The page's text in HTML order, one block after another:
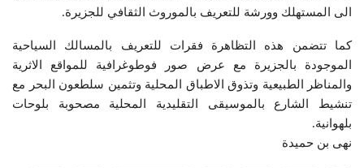
الى المستهلك وورشة للتعريف بالموروث الثقافي للجزيرة.
كما تتضمن هذه التظاهرة فقرات للتعريف بالمسالك السياحية
الموجودة بالجزيرة مع عرض صور فوطوغرافية للمواقع الاثرية
والمناظر الطبيعية وتذوق الاطباق المحلية وتثمين سلطعون البحر مع
تنشيط الشارع بالموسيقى التقليدية المحلية مصحوبة بلوحات
بلهوانية.
نهى بن حميدة